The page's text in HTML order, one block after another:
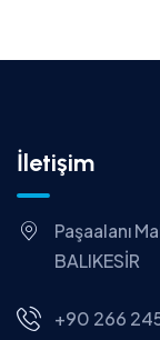
İletişim
Paşaalanı
BALIKESİR
+90 266